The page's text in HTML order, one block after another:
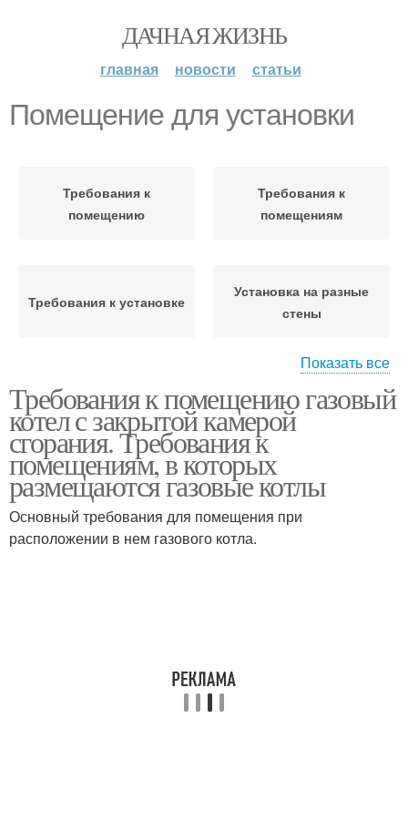
ДАЧНАЯ ЖИЗНЬ
главная новости статьи
Помещение для установки
Требования к
помещению
Требования к
помещениям
Требования к установке
Установка на разные
стены
Установка на жб Установка на стену
Установка в квартире
Показать все
Требования к помещению газовый
котел с закрытой камерой
сгорания. Требования к
помещениям, в которых
размещаются газовые котлы
Основный требования для помещения при
расположении в нем газового котла.